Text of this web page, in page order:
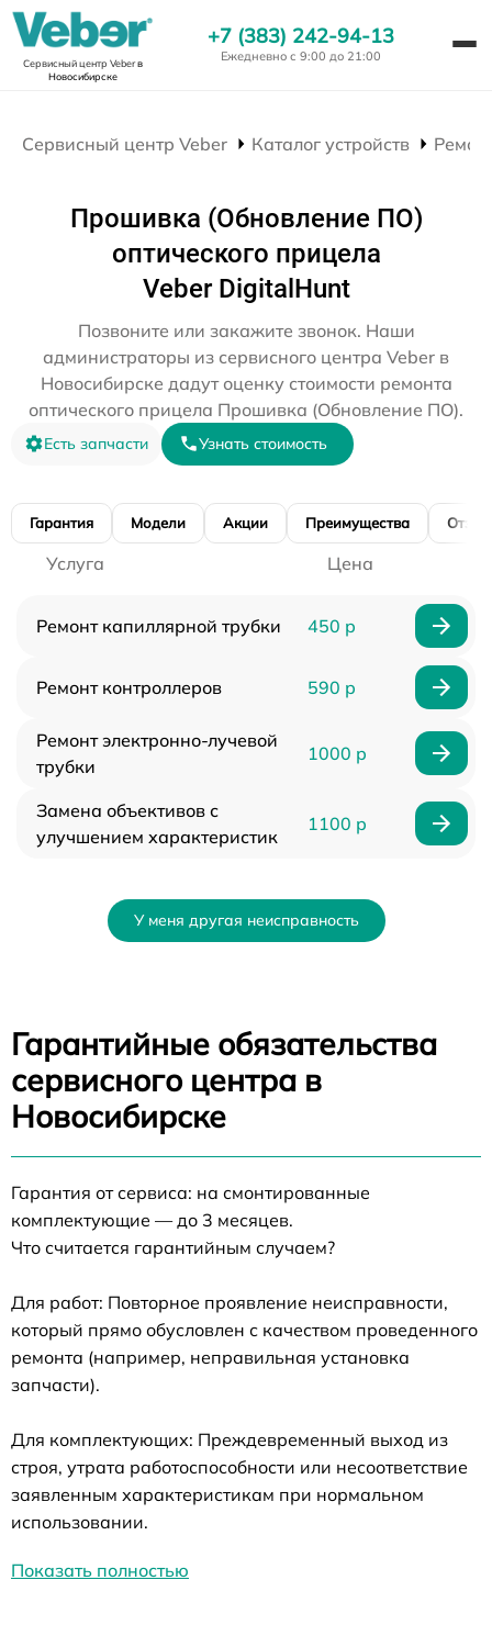
Сервисный центр Veberв
Новосибирске
+7 (383) 242-94-13
Ежедневно с 9:00 до 21:00
Сервисный центр Veber Каталог устройств
Прошивка (Обновление ПО)
оптического прицела
Veber DigitalHunt
Позвоните или закажите звонок. Наши
администраторы из сервисного центра Veber в
Новосибирске дадут оценку стоимости ремонта
оптического прицела Прошивка (Обновление ПО).
Есть запчасти Узнать стоимость
Гарантия Модели Акции Преимущества
Услуга Цена
Ремонт капиллярной трубки 450 р
Ремонт контроллеров 590 р
Ремонт электронно-лучевой
трубки
1000 р
Замена объективов с
улучшением характеристик
1100 р
У меня другая неисправность
Гарантийные обязательства
сервисного центра в
Новосибирске
Гарантия от сервиса: на смонтированные
комплектующие — до 3 месяцев.
Что считается гарантийным случаем?
Для работ: Повторное проявление неисправности,
который прямо обусловлен с качеством проведенного
ремонта (например, неправильная установка
запчасти).
Для комплектующих: Преждевременный выход из
строя, утрата работоспособности или несоответствие
заявленным характеристикам при нормальном
использовании.
Показать полностью